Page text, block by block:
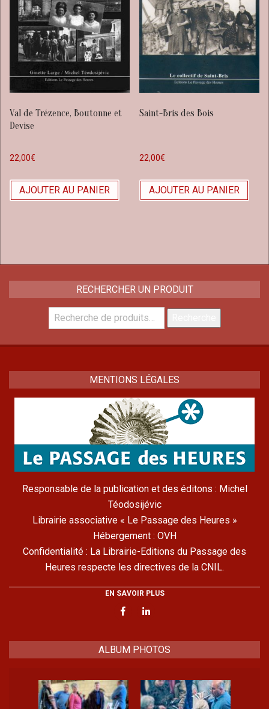
Val de Trézence, Boutonne et
Devise
22,00€
AJOUTER AU PANIER
Saint-Bris des Bois
22,00€
AJOUTER AU PANIER
RECHERCHER UN PRODUIT
Recherche
pour :
MENTIONS LÉGALES
Responsable de la publication et des éditons : Michel
Téodosijévic
Librairie associative « Le Passage des Heures »
Hébergement : OVH
Confidentialité : La Librairie-Editions du Passage des
Heures respecte les directives de la CNIL.
EN SAVOIR PLUS
ALBUM PHOTOS